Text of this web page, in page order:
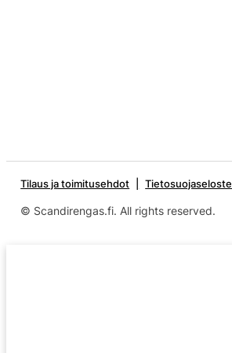
Tilaus ja toimitusehdot Tietosuojaseloste
© Scandirengas.fi. All rights reserved.